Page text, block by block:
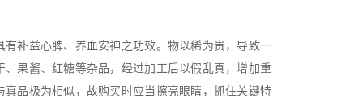
补益心脾、养血安神之功效。物以稀为贵，导致一
果酱、红糖等杂品，经过加工后以假乱真，增加重
品极为相似，故购买时应当擦亮眼睛，抓住关键特